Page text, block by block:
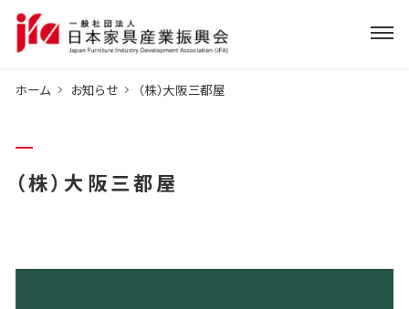
ホーム お知らせ （株）大阪三都屋
（株）大阪三都屋